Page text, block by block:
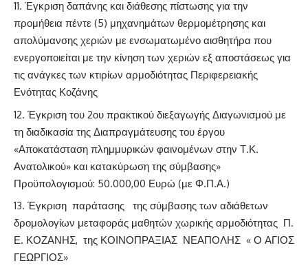
Έγκριση δαπάνης και διάθεσης πίστωσης για την
προμήθεια πέντε (5) μηχανημάτων θερμομέτρησης και
απολύμανσης χεριών με ενσωματωμένο αισθητήρα που
ενεργοποιείται με την κίνηση των χεριών εξ αποστάσεως για
τις ανάγκες των κτιρίων αρμοδιότητας Περιφερειακής
Ενότητας Κοζάνης
Έγκριση του 2ου πρακτικού διεξαγωγής Διαγωνισμού με
τη διαδικασία της Διαπραγμάτευσης του έργου
«Αποκατάσταση πλημμυρικών φαινομένων στην Τ.Κ.
Ανατολικού» και κατακύρωση της σύμβασης»
Προϋπολογισμού: 50.000,00 Ευρώ (µε Φ.Π.Α.)
Έγκριση παράτασης της σύμβασης των αδιάθετων
δρομολογίων μεταφοράς μαθητών χωρικής αρμοδιότητας Π.
Ε. ΚΟΖΑΝΗΣ, της ΚΟΙΝΟΠΡΑΞΙΑΣ ΝΕΑΠΟΛΗΣ « Ο ΑΓΙΟΣ
ΓΕΩΡΓΙΟΣ»